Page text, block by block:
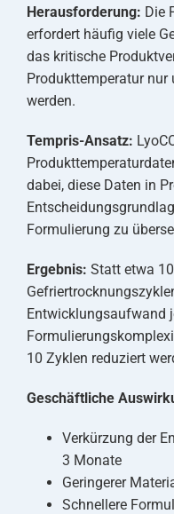
Herausforderung: Die
erfordert häufig viele
das kritische
Produkttemperatur nur
werden.
Tempris-Ansatz:
dabei, diese Daten in
Formulierung zu
Ergebnis: Statt etwa
Entwicklungsaufwand
10 Zyklen reduziert
Geschäftliche
Verkürzung der
3 Monate
Geringerer
Schnellere